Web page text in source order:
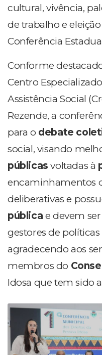
cultural, vivência,
de trabalho e
Conferência
Conforme
Centro
Assistência Social
Rezende, a
para o debate
social, visando
públicas voltadas à
encaminhamentos
deliberativas e
pública e devem
gestores de
agradecendo aos
membros do
Idosa que tem sido